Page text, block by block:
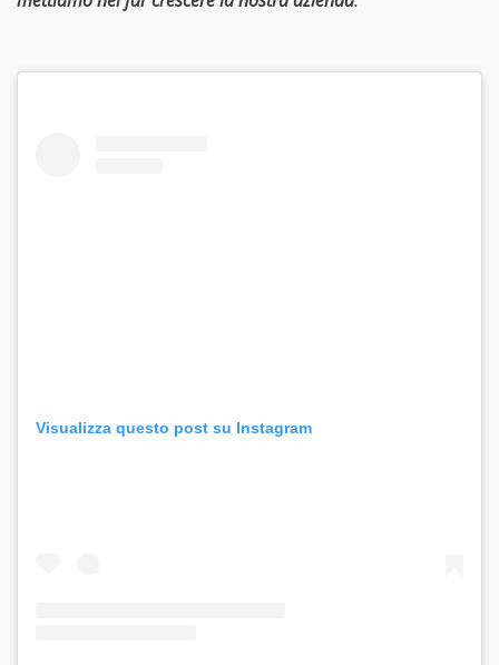
Visualizza questo post su Instagram